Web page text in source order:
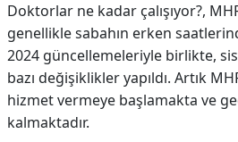
Doktorlar ne kadar çalışıyor?,
genellikle sabahın erken
2024 güncellemeleriyle birlikte,
bazı değişiklikler yapıldı. Artık
hizmet vermeye başlamakta ve
kalmaktadır.